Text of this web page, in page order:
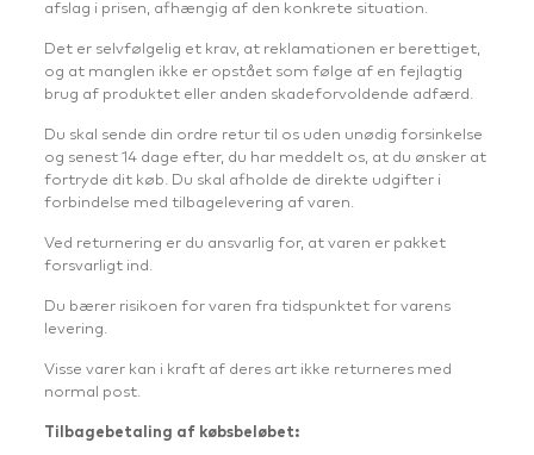
afslag i prisen, afhængig af den konkrete situation.
Det er selvfølgelig et krav, at reklamationen er berettiget,
og at manglen ikke er opstået som følge af en fejlagtig
brug af produktet eller anden skadeforvoldende adfærd.
Du skal sende din ordre retur til os uden unødig forsinkelse
og senest 14 dage efter, du har meddelt os, at du ønsker at
fortryde dit køb. Du skal afholde de direkte udgifter i
forbindelse med tilbagelevering af varen.
Ved returnering er du ansvarlig for, at varen er pakket
forsvarligt ind.
Du bærer risikoen for varen fra tidspunktet for varens
levering.
Visse varer kan i kraft af deres art ikke returneres med
normal post.
Tilbagebetaling af købsbeløbet: